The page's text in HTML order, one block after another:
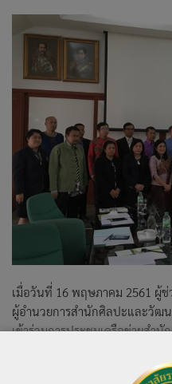
เมื่อวันที่ 16 พฤษภาคม 2561 ผู้
ผู้อำนวยการสำนักศิลปะและวัฒน
เข้าร่วมการประชุมเครือข่ายสำ
ราชภัฏพระนคร จังหวัดกรุงเทพ